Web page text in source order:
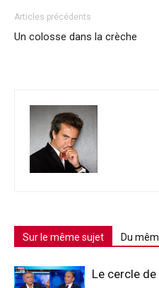
Articles précédents
Un colosse dans la crèche
Sur le même sujet Du
Le cercle